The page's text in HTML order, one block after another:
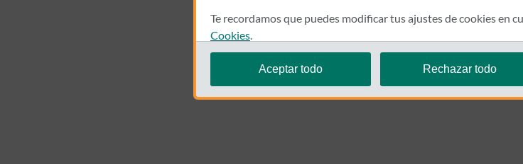
Te recordamos que puedes modificar tus ajustes de cookies en
Cookies.
Aceptar todo Rechazar todo